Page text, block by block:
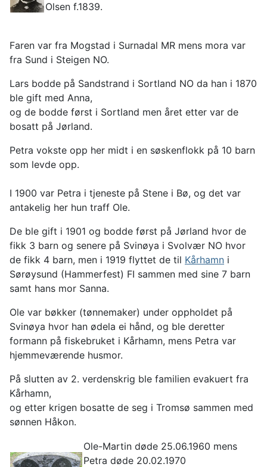
Olsen f.1839.
Faren var fra Mogstad i Surnadal MR mens mora var
fra Sund i Steigen NO.
Lars bodde på Sandstrand i Sortland NO da han i 1870
ble gift med Anna,
og de bodde først i Sortland men året etter var de
bosatt på Jørland.
Petra vokste opp her midt i en søskenflokk på 10 barn
som levde opp.
I 1900 var Petra i tjeneste på Stene i Bø, og det var
antakelig her hun traff Ole.
De ble gift i 1901 og bodde først på Jørland hvor de
fikk 3 barn og senere på Svinøya i Svolvær NO hvor
de fikk 4 barn, men i 1919 flyttet de til Kårhamn i
Sørøysund (Hammerfest) FI sammen med sine 7 barn
samt hans mor Sanna.
Ole var bøkker (tønnemaker) under oppholdet på
Svinøya hvor han ødela ei hånd, og ble deretter
formann på fiskebruket i Kårhamn, mens Petra var
hjemmeværende husmor.
På slutten av 2. verdenskrig ble familien evakuert fra
Kårhamn,
og etter krigen bosatte de seg i Tromsø sammen med
sønnen Håkon.
Ole-Martin døde 25.06.1960 mens
Petra døde 20.02.1970